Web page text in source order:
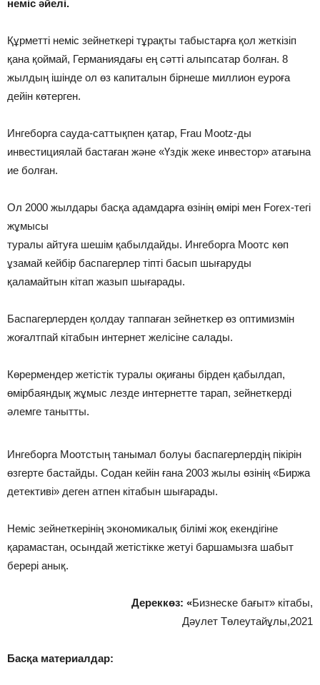
неміс әйелі.
Құрметті неміс зейнеткері тұрақты табыстарға қол жеткізіп
қана қоймай, Германиядағы ең сәтті алыпсатар болған. 8
жылдың ішінде ол өз капиталын бірнеше миллион еуроға
дейін көтерген.
Ингеборга сауда-саттықпен қатар, Frau Mootz-ды
инвестициялай бастаған және «Үздік жеке инвестор» атағына
ие болған.
Ол 2000 жылдары басқа адамдарға өзінің өмірі мен Forex-тегі
жұмысы
туралы айтуға шешім қабылдайды. Ингеборга Моотс көп
ұзамай кейбір баспагерлер тіпті басып шығаруды
қаламайтын кітап жазып шығарады.
Баспагерлерден қолдау таппаған зейнеткер өз оптимизмін
жоғалтпай кітабын интернет желісіне салады.
Көрермендер жетістік туралы оқиғаны бірден қабылдап,
өмірбаяндық жұмыс лезде интернетте тарап, зейнеткерді
әлемге танытты.
Ингеборга Моотстың танымал болуы баспагерлердің пікірін
өзгерте бастайды. Содан кейін ғана 2003 жылы өзінің «Биржа
детективі» деген атпен кітабын шығарады.
Неміс зейнеткерінің экономикалық білімі жоқ екендігіне
қарамастан, осындай жетістікке жетуі баршамызға шабыт
берері анық.
Дереккөз: «Бизнеске бағыт» кітабы,
Дәулет Төлеутайұлы,2021
Басқа материалдар: